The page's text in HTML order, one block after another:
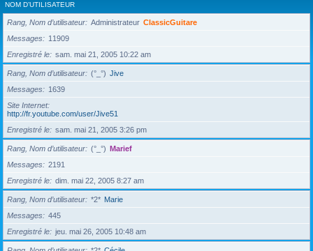
NOM D’UTILISATEUR
Rang, Nom d’utilisateur Administrateur ClassicGuitare
Messages
11909
Enregistré le
sam. mai 21, 2005 10:22 am
Rang, Nom d’utilisateur (°_°) Jive
Messages
1639
Site Internet
http://fr.youtube.com/user/Jive51
Enregistré le
sam. mai 21, 2005 3:26 pm
Rang, Nom d’utilisateur (°_°) Marief
Messages
2191
Enregistré le
dim. mai 22, 2005 8:27 am
Rang, Nom d’utilisateur *2* Marie
Messages
445
Enregistré le
jeu. mai 26, 2005 10:48 am